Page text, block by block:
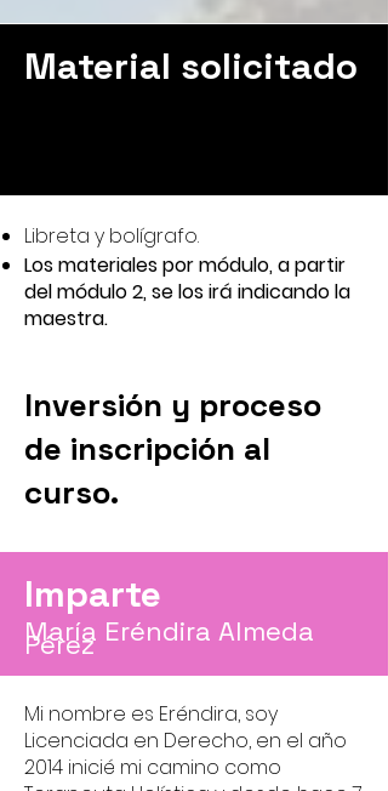
Material solicitado
Libreta y bolígrafo.
Los materiales por módulo, a partir
del módulo 2, se los irá indicando la
maestra.
Inversión y proceso
de inscripción al
curso.
Imparte
María Eréndira Almeda
Pérez
Mi nombre es Eréndira, soy
Licenciada en Derecho, en el año
2014 inicié mi camino como